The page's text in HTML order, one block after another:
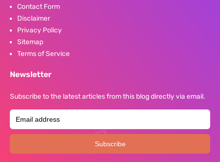
Contact Form
Disclaimer
Privacy Policy
Sitemap
Terms of Service
Newsletter
Subscribe to the latest articles from this blog directly via email.